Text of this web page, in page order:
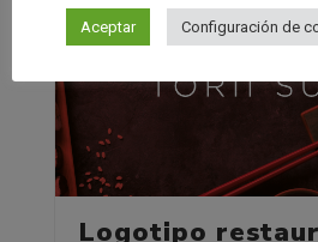
Logotipo
Aceptar Configuración de